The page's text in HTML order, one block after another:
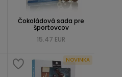
Čokoládová sada pre
športovcov
15.47 EUR
NOVINKA